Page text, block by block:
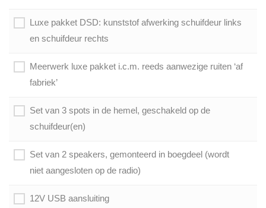
Luxe pakket DSD: kunststof afwerking schuifdeur links
en schuifdeur rechts
Meerwerk luxe pakket i.c.m. reeds aanwezige ruiten ‘af
fabriek’
Set van 3 spots in de hemel, geschakeld op de
schuifdeur(en)
Set van 2 speakers, gemonteerd in boegdeel (wordt
niet aangesloten op de radio)
12V USB aansluiting